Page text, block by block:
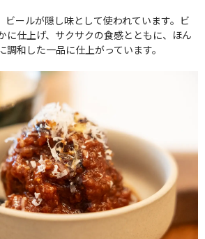
ビールが隠し味として使われています。ビ
に仕上げ、サクサクの食感とともに、ほん
和した一品に仕上がっています。